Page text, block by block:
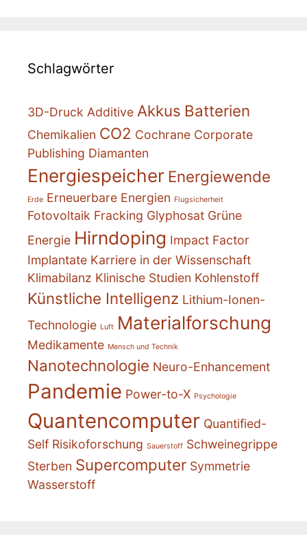
Schlagwörter
3D-Druck Additive Akkus Batterien
Chemikalien CO2 Cochrane Corporate
Publishing Diamanten
Energiespeicher Energiewende
Erde Erneuerbare Energien Flugsicherheit
Fotovoltaik Fracking Glyphosat Grüne
Energie Hirndoping Impact Factor
Implantate Karriere in der Wissenschaft
Klimabilanz Klinische Studien Kohlenstoff
Künstliche Intelligenz Lithium-Ionen-
Technologie Luft Materialforschung
Medikamente Mensch und Technik
Nanotechnologie Neuro-Enhancement
Pandemie Power-to-X Psychologie
Quantencomputer Quantified-
Self Risikoforschung Sauerstoff Schweinegrippe
Sterben Supercomputer Symmetrie
Wasserstoff